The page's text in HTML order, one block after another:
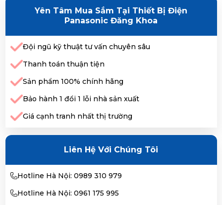
Yên Tâm Mua Sắm Tại Thiết Bị Điện
Panasonic Đăng Khoa
Đội ngũ kỹ thuật tư vấn chuyên sâu
Thanh toán thuận tiện
Sản phẩm 100% chính hãng
Bảo hành 1 đổi 1 lỗi nhà sản xuất
Giá cạnh tranh nhất thị trường
Liên Hệ Với Chúng Tôi
Hotline Hà Nội: 0989 310 979
Hotline Hà Nội: 0961 175 995